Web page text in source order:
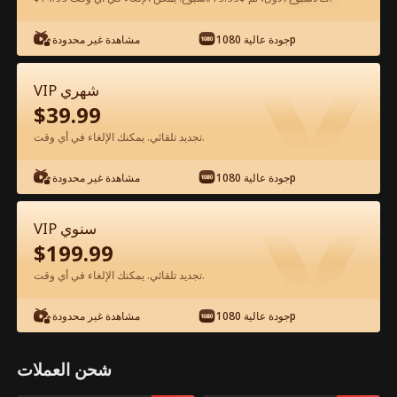
شاهد مجانًا في التطبيق
الحلقة 66 - العودة إلى 1998 نحو الهيمنة
العالمية الفيلم كامل
1-50 51-97
66 67 68 69 70
مشاهدة غير محدودة جودة عالية 1080p
VIP شهري
$39.99
تجديد تلقائي. يمكنك الإلغاء في أي وقت.
مشاهدة غير محدودة جودة عالية 1080p
VIP سنوي
$199.99
تجديد تلقائي. يمكنك الإلغاء في أي وقت.
مشاهدة غير محدودة جودة عالية 1080p
شحن العملات